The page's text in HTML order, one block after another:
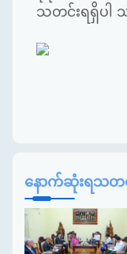
သတင်းရရှိပါ
နောက်ဆုံးရသတင်